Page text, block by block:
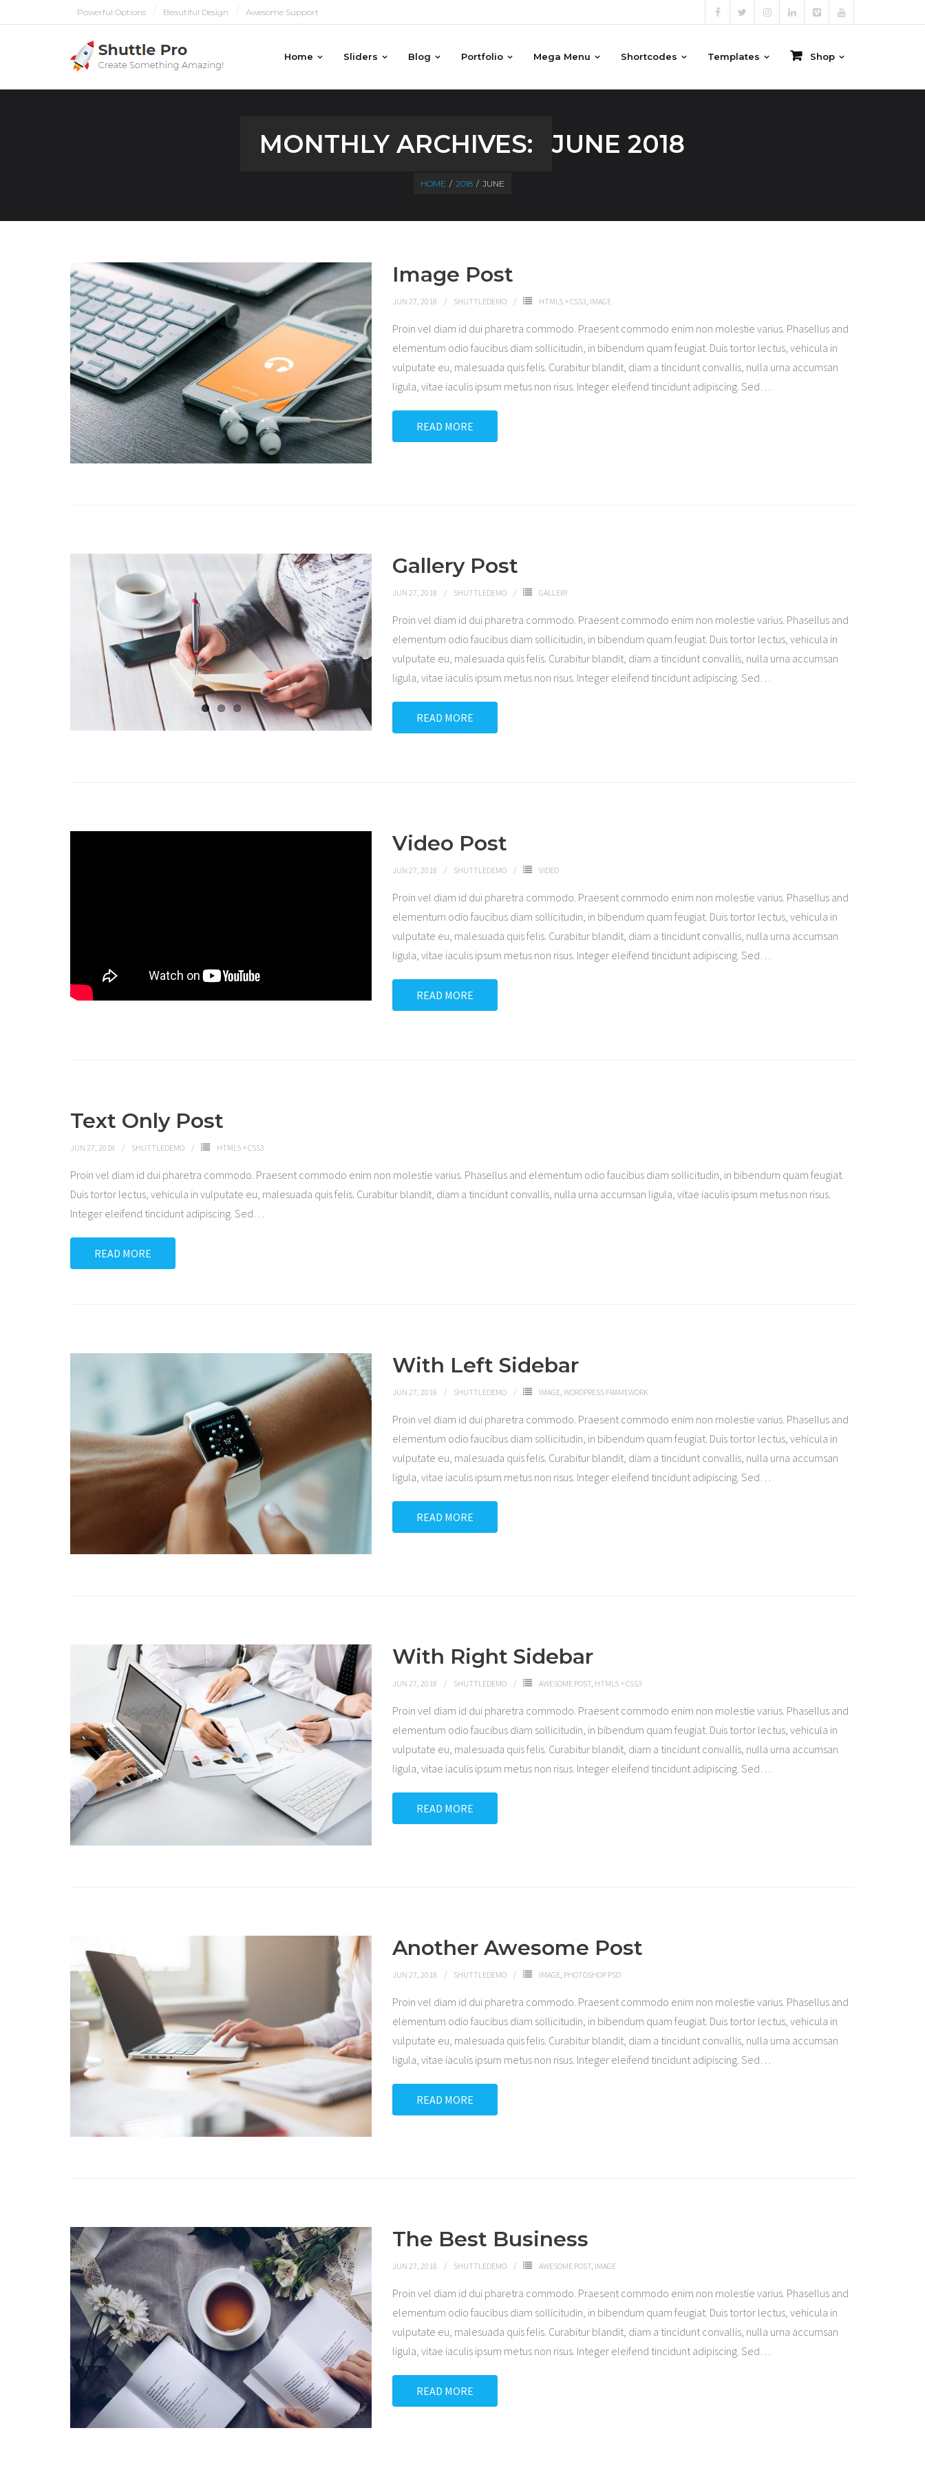
Powerful Options Beautiful Design Awesome Support
Home Sliders Blog Portfolio Mega Menu Shortcodes Templates Shop
MONTHLY ARCHIVES: JUNE 2018
HOME / 2018 / JUNE
Image Post
JUN 27, 2018 SHUTTLEDEMO HTML5 + CSS3, IMAGE
Proin vel diam id dui pharetra commodo. Praesent commodo enim non molestie varius. Phasellus and
elementum odio faucibus diam sollicitudin, in bibendum quam feugiat. Duis tortor lectus, vehicula in
vulputate eu, malesuada quis felis. Curabitur blandit, diam a tincidunt convallis, nulla urna accumsan
ligula, vitae iaculis ipsum metus non risus. Integer eleifend tincidunt adipiscing. Sed…
READ MORE
Gallery Post
JUN 27, 2018 SHUTTLEDEMO GALLERY
Proin vel diam id dui pharetra commodo. Praesent commodo enim non molestie varius. Phasellus and
elementum odio faucibus diam sollicitudin, in bibendum quam feugiat. Duis tortor lectus, vehicula in
vulputate eu, malesuada quis felis. Curabitur blandit, diam a tincidunt convallis, nulla urna accumsan
ligula, vitae iaculis ipsum metus non risus. Integer eleifend tincidunt adipiscing. Sed…
READ MORE
Video Post
JUN 27, 2018 SHUTTLEDEMO VIDEO
Proin vel diam id dui pharetra commodo. Praesent commodo enim non molestie varius. Phasellus and
elementum odio faucibus diam sollicitudin, in bibendum quam feugiat. Duis tortor lectus, vehicula in
vulputate eu, malesuada quis felis. Curabitur blandit, diam a tincidunt convallis, nulla urna accumsan
ligula, vitae iaculis ipsum metus non risus. Integer eleifend tincidunt adipiscing. Sed…
READ MORE
Text Only Post
JUN 27, 2018 SHUTTLEDEMO HTML5 + CSS3
Proin vel diam id dui pharetra commodo. Praesent commodo enim non molestie varius. Phasellus and elementum odio faucibus diam sollicitudin, in bibendum quam feugiat.
Duis tortor lectus, vehicula in vulputate eu, malesuada quis felis. Curabitur blandit, diam a tincidunt convallis, nulla urna accumsan ligula, vitae iaculis ipsum metus non risus.
Integer eleifend tincidunt adipiscing. Sed…
READ MORE
With Left Sidebar
JUN 27, 2018 SHUTTLEDEMO IMAGE, WORDPRESS FRAMEWORK
Proin vel diam id dui pharetra commodo. Praesent commodo enim non molestie varius. Phasellus and
elementum odio faucibus diam sollicitudin, in bibendum quam feugiat. Duis tortor lectus, vehicula in
vulputate eu, malesuada quis felis. Curabitur blandit, diam a tincidunt convallis, nulla urna accumsan
ligula, vitae iaculis ipsum metus non risus. Integer eleifend tincidunt adipiscing. Sed…
READ MORE
With Right Sidebar
JUN 27, 2018 SHUTTLEDEMO AWESOME POST, HTML5 + CSS3
Proin vel diam id dui pharetra commodo. Praesent commodo enim non molestie varius. Phasellus and
elementum odio faucibus diam sollicitudin, in bibendum quam feugiat. Duis tortor lectus, vehicula in
vulputate eu, malesuada quis felis. Curabitur blandit, diam a tincidunt convallis, nulla urna accumsan
ligula, vitae iaculis ipsum metus non risus. Integer eleifend tincidunt adipiscing. Sed…
READ MORE
Another Awesome Post
JUN 27, 2018 SHUTTLEDEMO IMAGE, PHOTOSHOP PSD
Proin vel diam id dui pharetra commodo. Praesent commodo enim non molestie varius. Phasellus and
elementum odio faucibus diam sollicitudin, in bibendum quam feugiat. Duis tortor lectus, vehicula in
vulputate eu, malesuada quis felis. Curabitur blandit, diam a tincidunt convallis, nulla urna accumsan
ligula, vitae iaculis ipsum metus non risus. Integer eleifend tincidunt adipiscing. Sed…
READ MORE
The Best Business
JUN 27, 2018 SHUTTLEDEMO AWESOME POST, IMAGE
Proin vel diam id dui pharetra commodo. Praesent commodo enim non molestie varius. Phasellus and
elementum odio faucibus diam sollicitudin, in bibendum quam feugiat. Duis tortor lectus, vehicula in
vulputate eu, malesuada quis felis. Curabitur blandit, diam a tincidunt convallis, nulla urna accumsan
ligula, vitae iaculis ipsum metus non risus. Integer eleifend tincidunt adipiscing. Sed…
READ MORE